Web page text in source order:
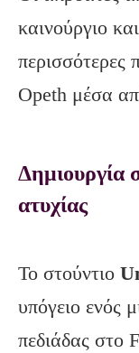
καινούργιο
περισσότερες
Opeth μέσα
Δημιουργία
ατυχίας
Το στούντιο
υπόγειο ενός
πεδιάδας στο